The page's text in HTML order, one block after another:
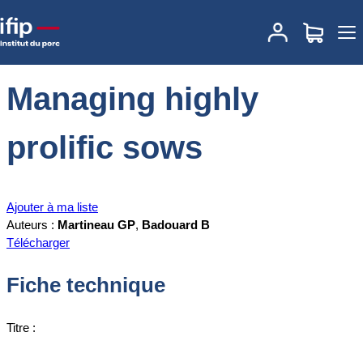
Accueil Managing highly prolific sows
Managing highly
prolific sows
Ajouter à ma liste
Auteurs : Martineau GP, Badouard B
Télécharger
Fiche technique
Titre :